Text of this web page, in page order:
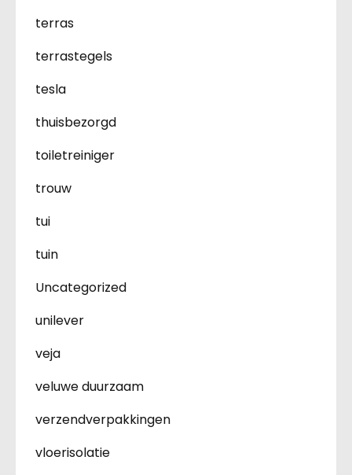
terras
terrastegels
tesla
thuisbezorgd
toiletreiniger
trouw
tui
tuin
Uncategorized
unilever
veja
veluwe duurzaam
verzendverpakkingen
vloerisolatie